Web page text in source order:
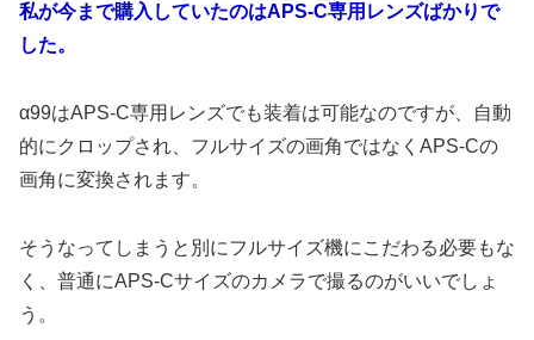
私が今まで購入していたのはAPS-C専用レンズばかりで
した。
α99はAPS-C専用レンズでも装着は可能なのですが、自動
的にクロップされ、フルサイズの画角ではなくAPS-Cの
画角に変換されます。
そうなってしまうと別にフルサイズ機にこだわる必要もな
く、普通にAPS-Cサイズのカメラで撮るのがいいでしょ
う。